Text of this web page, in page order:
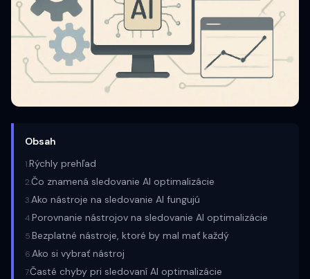
Obsah
1.Rýchly prehľad
2.Čo znamená sledovanie AI optimalizácie
3.Ako nástroje na sledovanie AI fungujú
4.Porovnanie nástrojov na sledovanie AI optimalizácie
5.Bezplatné nástroje, ktoré by mal mať každý
6.Ako si vybrať nástroj
7.Časté chyby pri sledovaní AI optimalizácie